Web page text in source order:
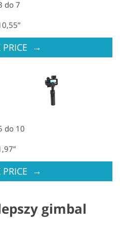
do 7
PRICE →
do 10
PRICE →
gimbal